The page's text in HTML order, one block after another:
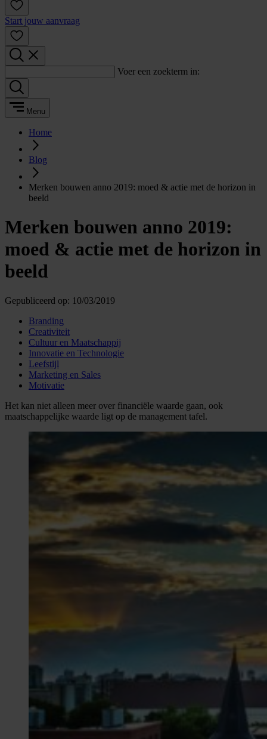
Start jouw aanvraag
Voer een zoekterm in:
Menu
Home
Blog
Merken bouwen anno 2019: moed & actie met de horizon in
beeld
Merken bouwen anno 2019:
moed & actie met de horizon in
beeld
Gepubliceerd op: 10/03/2019
Branding
Creativiteit
Cultuur en Maatschappij
Innovatie en Technologie
Leefstijl
Marketing en Sales
Motivatie
Het kan niet alleen meer over financiële waarde gaan, ook
maatschappelijke waarde ligt op de management tafel.